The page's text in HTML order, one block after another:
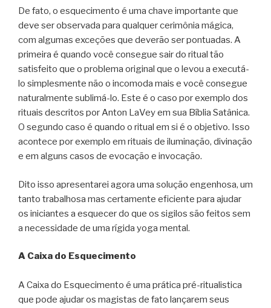
De fato, o esquecimento é uma chave importante que
deve ser observada para qualquer cerimônia mágica,
com algumas exceções que deverão ser pontuadas. A
primeira é quando você consegue sair do ritual tão
satisfeito que o problema original que o levou a executá-
lo simplesmente não o incomoda mais e você consegue
naturalmente sublimá-lo. Este é o caso por exemplo dos
rituais descritos por Anton LaVey em sua Bíblia Satânica.
O segundo caso é quando o ritual em si é o objetivo. Isso
acontece por exemplo em rituais de iluminação, divinação
e em alguns casos de evocação e invocação.
Dito isso apresentarei agora uma solução engenhosa, um
tanto trabalhosa mas certamente eficiente para ajudar
os iniciantes a esquecer do que os sigilos são feitos sem
a necessidade de uma rígida yoga mental.
A Caixa do Esquecimento
A Caixa do Esquecimento é uma prática pré-ritualistica
que pode ajudar os magistas de fato lançarem seus